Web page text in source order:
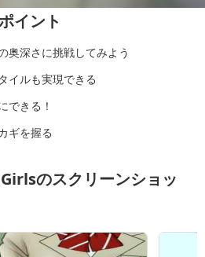
イント
奥深さに挑戦してみよう
イルも実現できる
できる！
ギを握る
のスクリーンショッ